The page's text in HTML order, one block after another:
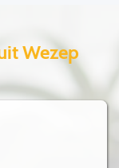
Wezep